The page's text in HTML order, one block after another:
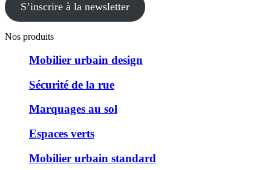
S’inscrire à la newsletter
Nos produits
Mobilier urbain design
Sécurité de la rue
Marquages au sol
Espaces verts
Mobilier urbain standard